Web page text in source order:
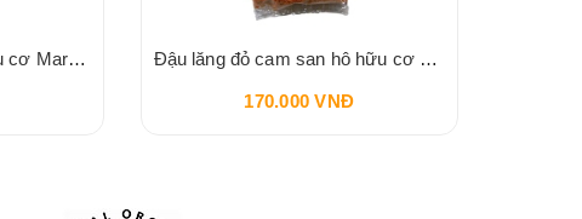
Yến mạch cán mỏng hữu cơ Markal 500g Đậu lăng đỏ cam san hô hữu cơ Markal 500g
170.000 VNĐ